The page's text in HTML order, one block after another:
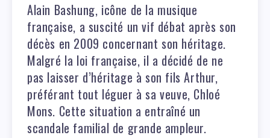
Alain Bashung, icône de la musique
française, a suscité un vif débat après son
décès en 2009 concernant son héritage.
Malgré la loi française, il a décidé de ne
pas laisser d’héritage à son fils Arthur,
préférant tout léguer à sa veuve, Chloé
Mons. Cette situation a entraîné un
scandale familial de grande ampleur.